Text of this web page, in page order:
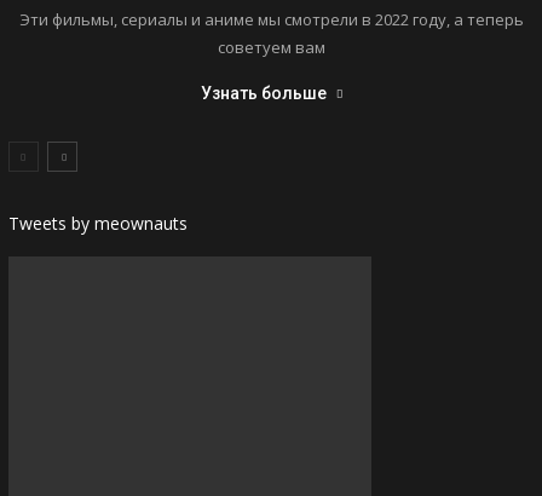
Эти фильмы, сериалы и аниме мы смотрели в 2022 году, а теперь
советуем вам
Узнать больше
Tweets by meownauts